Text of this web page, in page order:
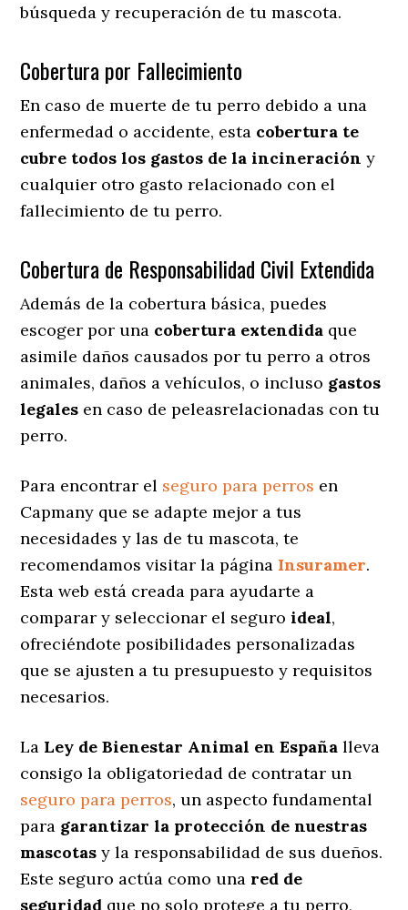
búsqueda y recuperación de tu mascota.
Cobertura por Fallecimiento
En caso de muerte de tu perro debido a una
enfermedad o accidente, esta cobertura te
cubre todos los gastos de la incineración y
cualquier otro gasto relacionado con el
fallecimiento de tu perro.
Cobertura de Responsabilidad Civil Extendida
Además de la cobertura básica, puedes
escoger por una cobertura extendida que
asimile daños causados por tu perro a otros
animales, daños a vehículos, o incluso gastos
legales en caso de peleasrelacionadas con tu
perro.
Para encontrar el seguro para perros en
Capmany que se adapte mejor a tus
necesidades y las de tu mascota, te
recomendamos visitar la página Insuramer.
Esta web está creada para ayudarte a
comparar y seleccionar el seguroideal,
ofreciéndote posibilidades personalizadas
que se ajusten a tu presupuesto y requisitos
necesarios.
La Ley de Bienestar Animal en España lleva
consigo la obligatoriedad de contratar un
seguro para perros, un aspecto fundamental
para garantizar la protección de nuestras
mascotas y la responsabilidad de sus dueños.
Este seguro actúa como una red de
seguridad que no solo protege a tu perro,